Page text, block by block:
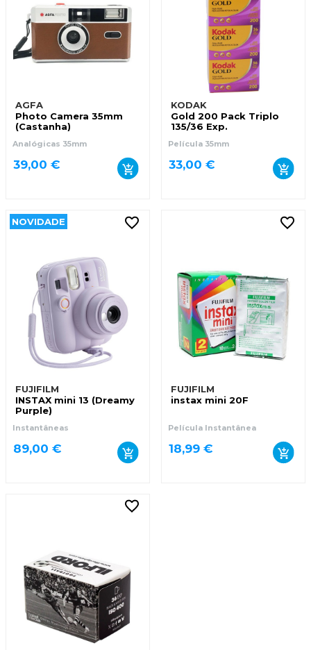
AGFA
Photo Camera 35mm
(Castanha)
Analógicas 35mm
39,00 €
KODAK
Gold 200 Pack Triplo
135/36 Exp.
Película 35mm
33,00 €
NOVIDADE
FUJIFILM
INSTAX mini 13 (Dreamy
Purple)
Instantâneas
89,00 €
FUJIFILM
instax mini 20F
Película Instantânea
18,99 €